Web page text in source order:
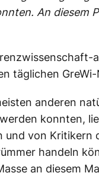
An diesem
täglichen
anderen
konnten,
und von Kritikern
handeln
an diesem